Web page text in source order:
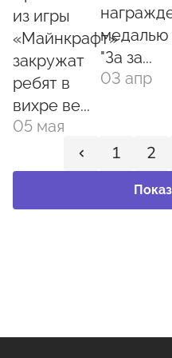
из игры
«Майнкрафт»
закружат
ребят в
вихре ве...
05 мая
медалью
"За за...
03 апр
1 2